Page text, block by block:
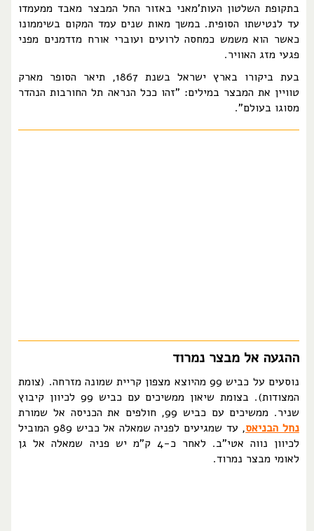
בתקופת השלטון העות'מאני באזור החל המבצר מאבד ממעמדו
עד לנטישתו הסופית. במשך מאות שנים עמד המקום בשיממונו
כאשר הוא משמש כמחסה לרועים ועוברי אורח מזדמנים מפני
פגעי מזג האוויר.
בעת ביקורו בארץ ישראל בשנת 1867, תיאר הסופר מארק
טוויין את המבצר במילים: "זהו ככל הנראה תל החורבות הנהדר
מסוגו בעולם".
ההגעה אל מבצר נמרוד
נוסעים על כביש 99 מהיוצא מצפון קריית שמונה מזרחה. (צומת
המצודות). בצומת שיאון ממשיכים עם כביש 99 לכיוון קיבוץ
שניר. ממשיכים עם כביש 99, חולפים את הכניסה אל שמורת
נחל הבניאס
, עד שמגיעים לפניה שמאלה אל כביש 989 המוביל
לכיוון נווה אטי"ב. לאחר כ-4 ק"מ יש פניה שמאלה אל גן
לאומי מבצר נמרוד.